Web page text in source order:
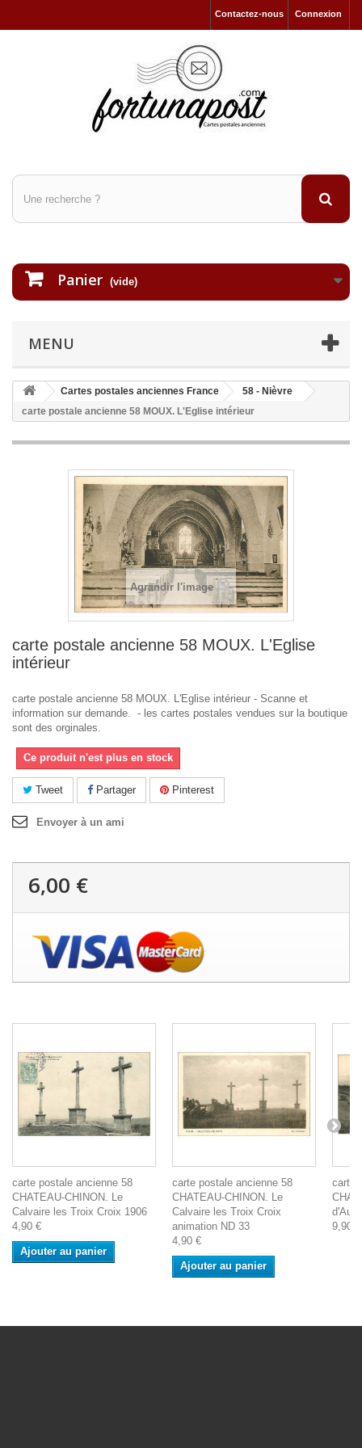
Connexion
Contactez-nous
Panier (vide)
MENU
Cartes postales anciennes France
58 - Nièvre
carte postale ancienne 58 MOUX. L'Eglise intérieur
Agrandir l'image
carte postale ancienne 58 MOUX. L'Eglise
intérieur
carte postale ancienne 58 MOUX. L'Eglise intérieur - Scanne et
information sur demande. - les cartes postales vendues sur la boutique
sont des orginales.
Ce produit n'est plus en stock
Tweet Partager Pinterest
Envoyer à un ami
6,00 €
carte postale ancienne 58
CHATEAU-CHINON. Le
Calvaire les Troix Croix 1906
4,90 €
Ajouter au panier
carte postale ancienne 58
CHATEAU-CHINON. Le
Calvaire les Troix Croix
animation ND 33
4,90 €
Ajouter au panier
carte
9,90 €